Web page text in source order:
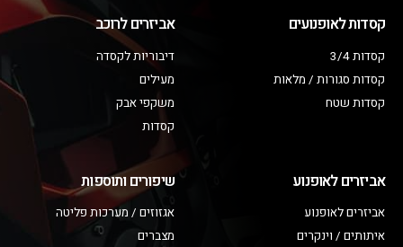
קסדות לאופנועים
קסדות 3/4
קסדות סגורות / מלאות
קסדות שטח
אביזרים לרוכב
דיבוריות לקסדה
מעילים
משקפי אבק
קסדות
אביזרים לאופנוע
אביזרים לאופנוע
איתותים / וינקרים
שיפורים ותוספות
אגזוזים / מערכות פליטה
מצברים